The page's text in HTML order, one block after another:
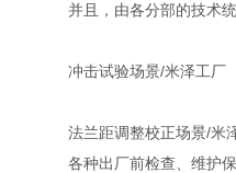
并且，由各分部的技
冲击试验场景/米泽工厂
法兰距调整校正场景/米
各种出厂前检查、维护